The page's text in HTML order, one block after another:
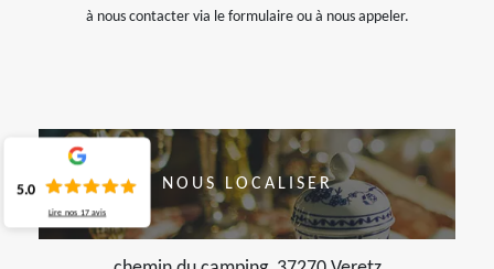
à nous contacter via le formulaire ou à nous appeler.
NOUS LOCALISER
5.0
Lire nos 17 avis